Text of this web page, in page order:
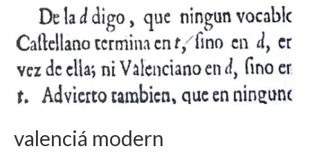
valenciá modern